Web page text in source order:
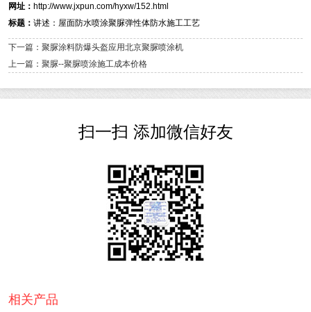
网址： http://www.jxpun.com/hyxw/152.html
标题： 讲述：屋面防水喷涂聚脲弹性体防水施工工艺
下一篇：聚脲涂料防爆头盔应用北京聚脲喷涂机
上一篇：聚脲--聚脲喷涂施工成本价格
扫一扫 添加微信好友
相关产品